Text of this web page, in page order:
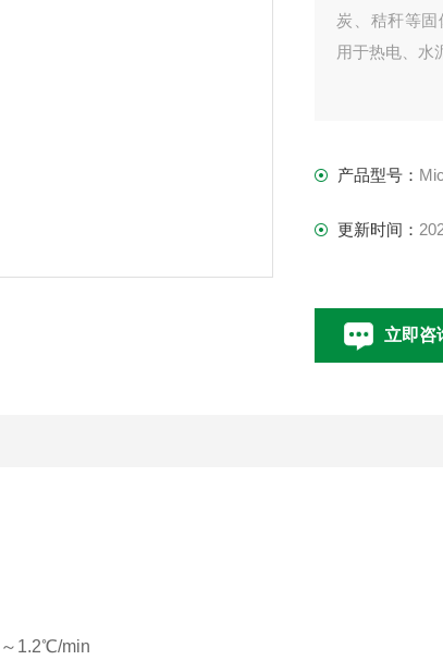
炭、秸秆等
用于热电、水
产品型号：
更新时间：
立即咨
～ 1.2℃/min